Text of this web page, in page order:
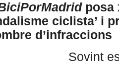
posa
ciclista’ i
d’infraccions
Sovint